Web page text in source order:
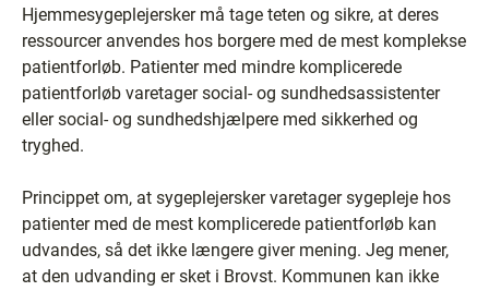
Hjemmesygeplejersker må tage teten og sikre, at deres
ressourcer anvendes hos borgere med de mest komplekse
patientforløb. Patienter med mindre komplicerede
patientforløb varetager social- og sundhedsassistenter
eller social- og sundhedshjælpere med sikkerhed og
tryghed.
Princippet om, at sygeplejersker varetager sygepleje hos
patienter med de mest komplicerede patientforløb kan
udvandes, så det ikke længere giver mening. Jeg mener,
at den udvanding er sket i Brovst. Kommunen kan ikke